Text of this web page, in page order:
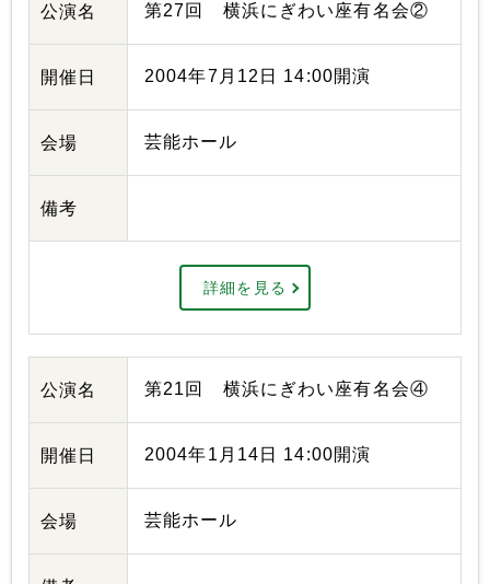
公演名 第27回 横浜にぎわい座有名会②
開催日 2004年7月12日 14:00開演
会場 芸能ホール
備考
詳細を見る
公演名 第21回 横浜にぎわい座有名会④
開催日 2004年1月14日 14:00開演
会場 芸能ホール